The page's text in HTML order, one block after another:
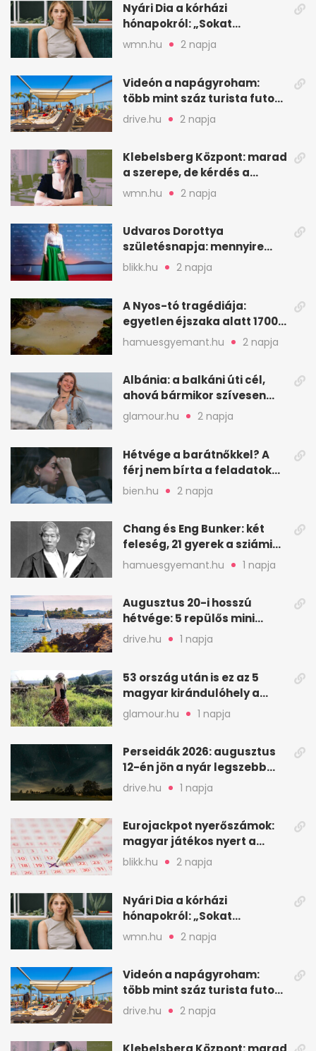
Nyári Dia a kórházi
hónapokról: „Sokat
veszekedtem Istennel”
wmn.hu 2 napja
Videón a napágyroham:
több mint száz turista futott
a helyekért Tenerifén
drive.hu 2 napja
Klebelsberg Központ: marad
a szerepe, de kérdés a
hitelessége
wmn.hu 2 napja
Udvaros Dorottya
születésnapja: mennyire
ismered a filmszerepeit?
blikk.hu 2 napja
A Nyos-tó tragédiája:
egyetlen éjszaka alatt 1700
ember halt meg
hamuesgyemant.hu 2 napja
Albánia: a balkáni úti cél,
ahová bármikor szívesen
visszamennék
glamour.hu 2 napja
Hétvége a barátnőkkel? A
férj nem bírta a feladatokat,
a feleség levegőt kér
bien.hu 2 napja
Chang és Eng Bunker: két
feleség, 21 gyerek a sziámi
ikrek életében
hamuesgyemant.hu 1 napja
Augusztus 20-i hosszú
hétvége: 5 repülős mini
nyaralás 0 szabadsággal
drive.hu 1 napja
53 ország után is ez az 5
magyar kirándulóhely a
kedvencem
glamour.hu 1 napja
Perseidák 2026: augusztus
12-én jön a nyár legszebb
csillaghullása
drive.hu 1 napja
Eurojackpot nyerőszámok:
magyar játékos nyert a
2026. augusztus 4-i húzáson
blikk.hu 2 napja
Nyári Dia a kórházi
hónapokról: „Sokat
veszekedtem Istennel”
wmn.hu 2 napja
Videón a napágyroham:
több mint száz turista futott
a helyekért Tenerifén
drive.hu 2 napja